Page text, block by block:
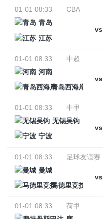
01-01 08:33
CBA
青岛
vs
江苏
01-01 08:33
中超
河南
vs
青岛西海岸
01-01 08:33
中甲
无锡吴钩
vs
宁波
01-01 08:33
足球友谊赛
曼城
vs
马德里竞技
01-01 08:33
荷甲